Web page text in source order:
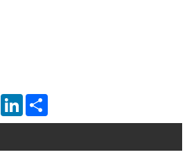
PinterestLinkedIn